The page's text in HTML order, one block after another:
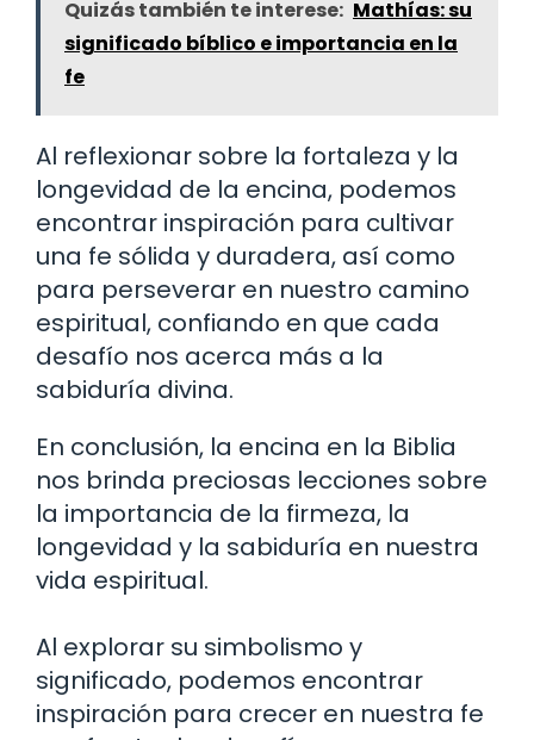
Quizás también te interese: Mathías: su
significado bíblico e importancia en la
fe
Al reflexionar sobre la fortaleza y la
longevidad de la encina, podemos
encontrar inspiración para cultivar
una fe sólida y duradera, así como
para perseverar en nuestro camino
espiritual, confiando en que cada
desafío nos acerca más a la
sabiduría divina.
En conclusión, la encina en la Biblia
nos brinda preciosas lecciones sobre
la importancia de la firmeza, la
longevidad y la sabiduría en nuestra
vida espiritual.
Al explorar su simbolismo y
significado, podemos encontrar
inspiración para crecer en nuestra fe